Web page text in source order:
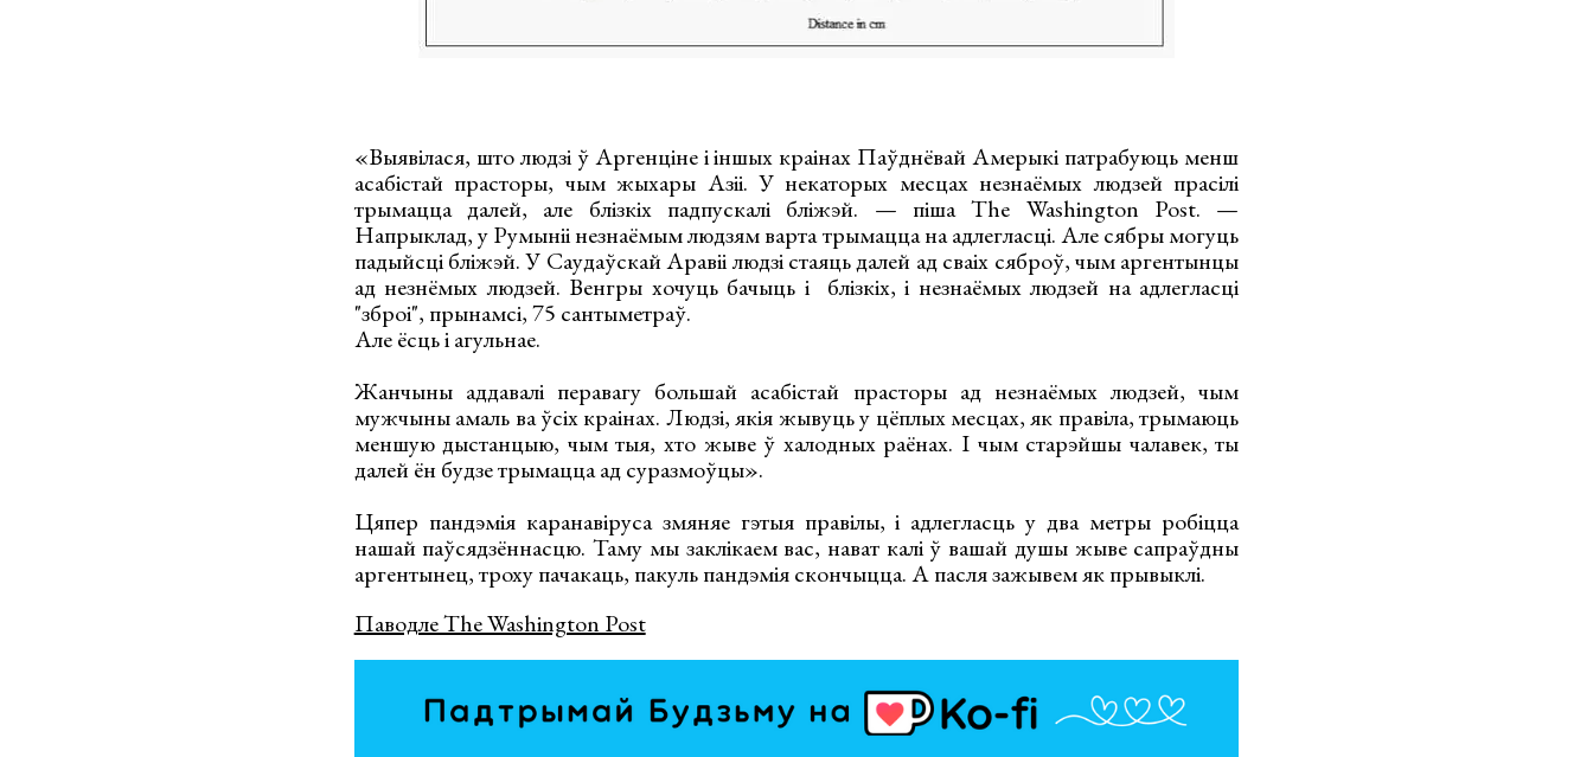
«Выявілася, што людзі ў Аргенціне і іншых краінах Паўднёвай Амерыкі патрабуюць менш
асабістай прасторы, чым жыхары Азіі. У некаторых месцах незнаёмых людзей прасілі
трымацца далей, але блізкіх падпускалі бліжэй. — піша The Washington Post. —
Напрыклад, у Румыніі незнаёмым людзям варта трымацца на адлегласці. Але сябры могуць
падыйсці бліжэй. У Саудаўскай Аравіі людзі стаяць далей ад сваіх сяброў, чым аргентынцы
ад незнёмых людзей. Венгры хочуць бачыць і блізкіх, і незнаёмых людзей на адлегласці
"зброі", прынамсі, 75 сантыметраў.
Але ёсць і агульнае.
Жанчыны аддавалі перавагу большай асабістай прасторы ад незнаёмых людзей, чым
мужчыны амаль ва ўсіх краінах. Людзі, якія жывуць у цёплых месцах, як правіла, трымаюць
меншую дыстанцыю, чым тыя, хто жыве ў халодных раёнах. І чым старэйшы чалавек, ты
далей ён будзе трымацца ад суразмоўцы».
Цяпер пандэмія каранавіруса змяняе гэтыя правілы, і адлегласць у два метры робіцца
нашай паўсядзённасцю. Таму мы заклікаем вас, нават калі ў вашай душы жыве сапраўдны
аргентынец, троху пачакаць, пакуль пандэмія скончыцца. А пасля зажывем як прывыклі.
Паводле The Washington Post